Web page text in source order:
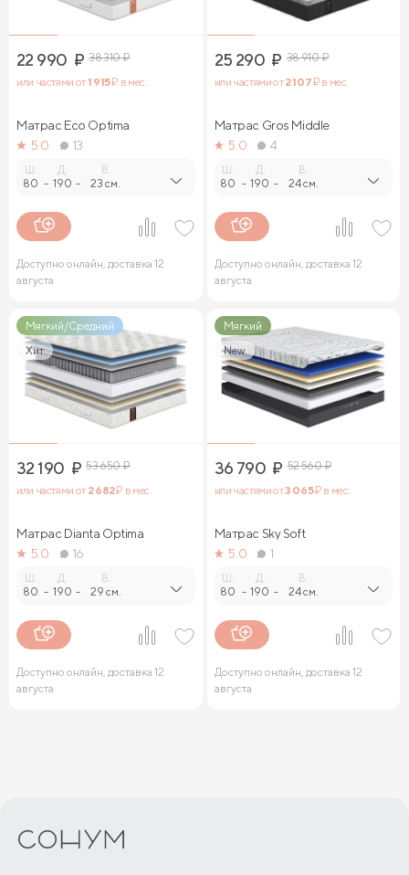
22 990 ₽ 38 310₽
или частями от1 915₽ в мес.
Матрас Eco Optima
5.0
13
80 -
Д.
190 -
В.
23 см.
Доступно онлайн, доставка 12
августа
25 290 ₽ 38 910₽
или частями от2 107₽ в мес.
Матрас Gros Middle
5.0
4
80 -
Д.
190 -
В.
24 см.
Доступно онлайн, доставка 12
августа
Мягкий/Средний
Хит
32 190 ₽ 53 650₽
или частями от 2 682₽ в мес.
Матрас Dianta Optima
5.0
16
80 -
Д.
190 -
В.
29 см.
Доступно онлайн, доставка 12
августа
Мягкий
New
36 790 ₽ 52 560₽
или частями от3 065₽ в мес.
Матрас Sky Soft
5.0
1
80 -
Д.
190 -
В.
24 см.
Доступно онлайн, доставка 12
августа